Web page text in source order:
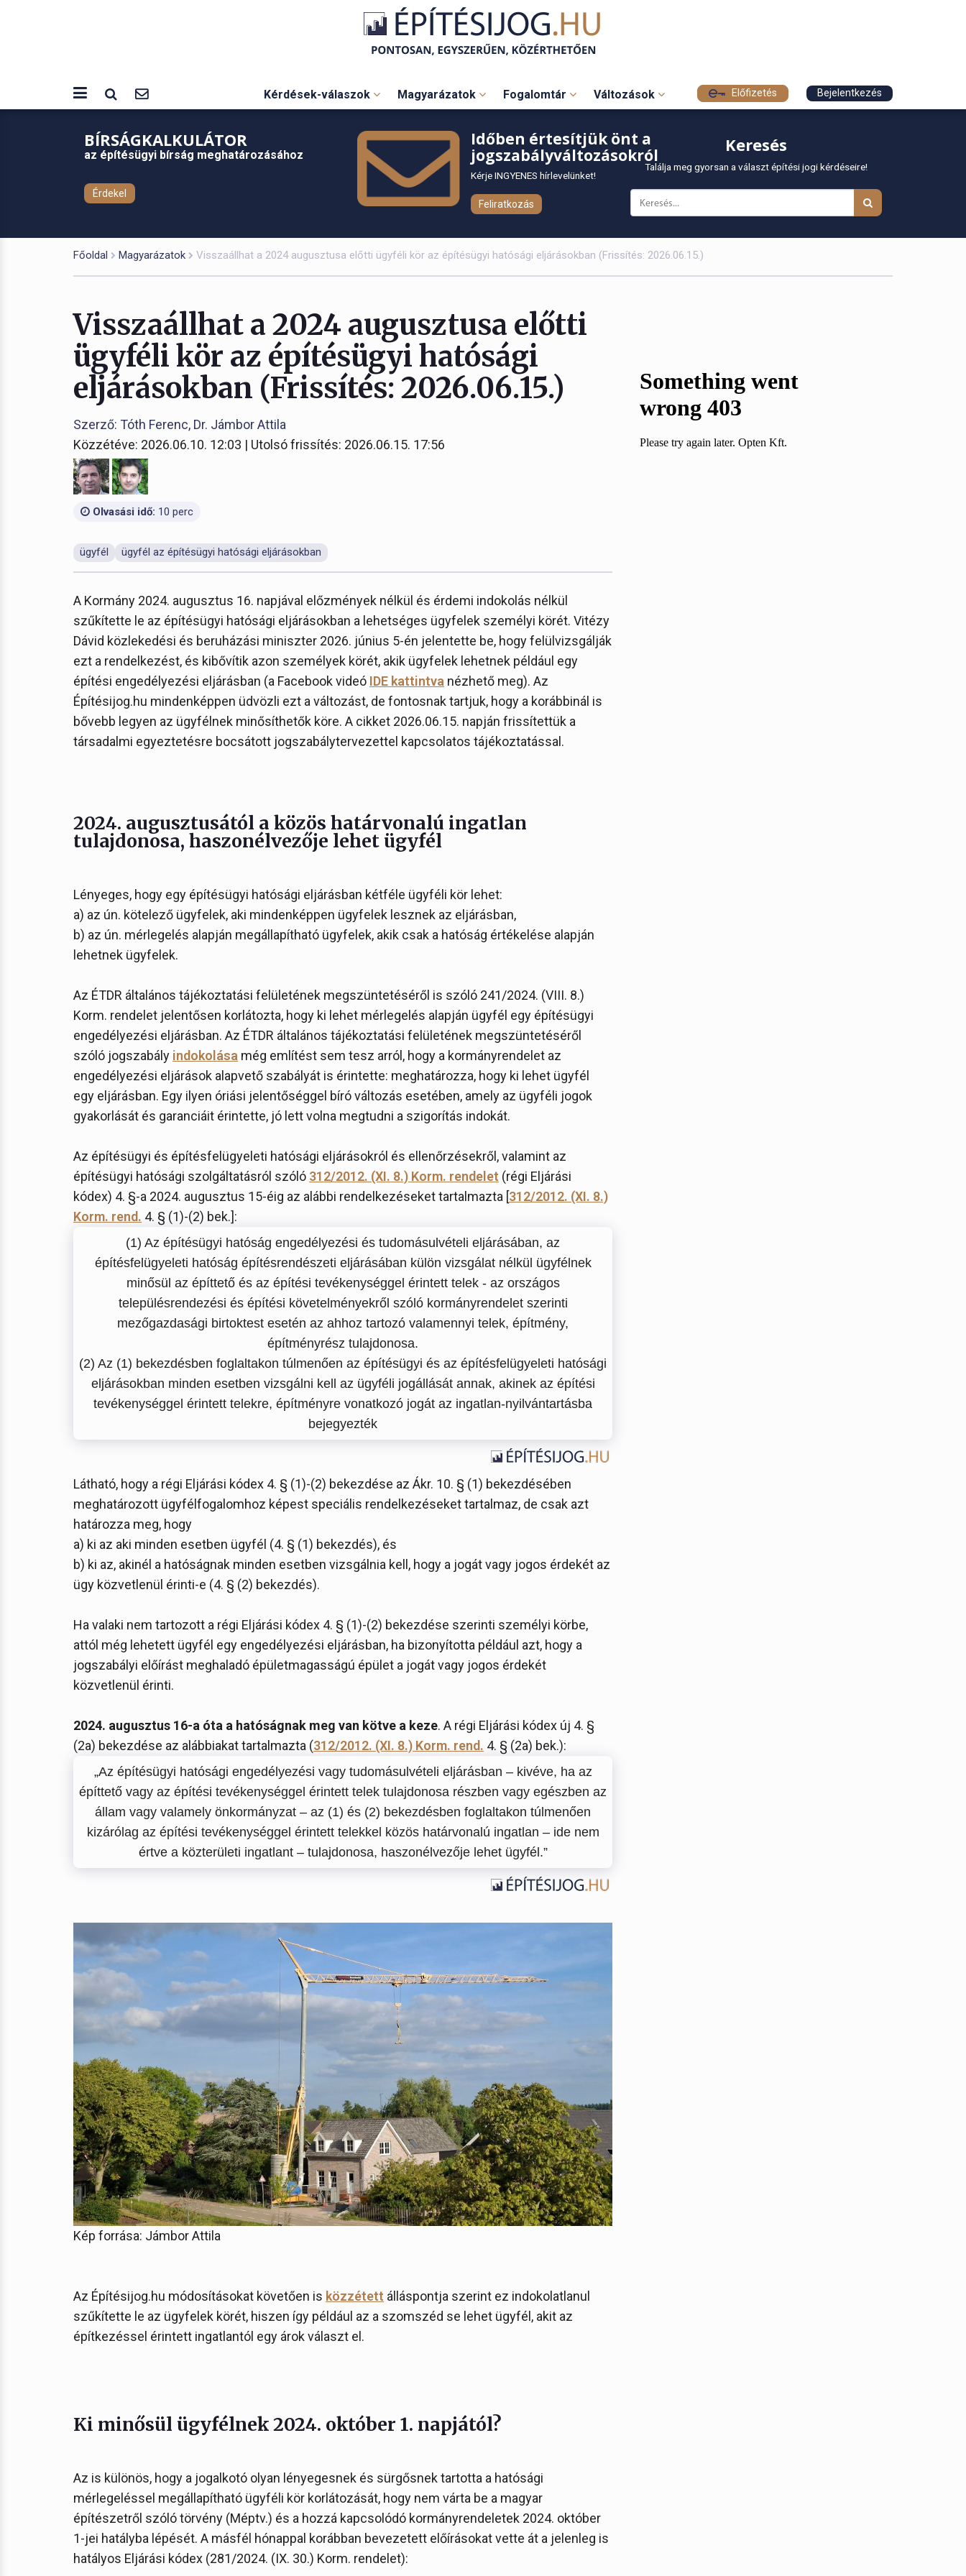
Kérdések-válaszok Magyarázatok Fogalomtár Változások Előfizetés Bejelentkezés
BÍRSÁGKALKULÁTOR
az építésügyi bírság meghatározásához
Érdekel
Időben értesítjük önt a
jogszabályváltozásokról
Kérje INGYENES hírlevelünket!
Feliratkozás
Keresés
Találja meg gyorsan a választ építési jogi kérdéseire!
Főoldal Magyarázatok Visszaállhat a 2024 augusztusa előtti ügyféli kör az építésügyi hatósági eljárásokban (Frissítés: 2026.06.15.)
Visszaállhat a 2024 augusztusa előtti
ügyféli kör az építésügyi hatósági
eljárásokban (Frissítés: 2026.06.15.)
Szerző: Tóth Ferenc, Dr. Jámbor Attila
Közzétéve: 2026.06.10. 12:03 | Utolsó frissítés: 2026.06.15. 17:56
Olvasási idő: 10 perc
ügyfél ügyfél az építésügyi hatósági eljárásokban
A Kormány 2024. augusztus 16. napjával előzmények nélkül és érdemi indokolás nélkül
szűkítette le az építésügyi hatósági eljárásokban a lehetséges ügyfelek személyi körét. Vitézy
Dávid közlekedési és beruházási miniszter 2026. június 5-én jelentette be, hogy felülvizsgálják
ezt a rendelkezést, és kibővítik azon személyek körét, akik ügyfelek lehetnek például egy
építési engedélyezési eljárásban (a Facebook videó IDE kattintva nézhető meg). Az
Építésijog.hu mindenképpen üdvözli ezt a változást, de fontosnak tartjuk, hogy a korábbinál is
bővebb legyen az ügyfélnek minősíthetők köre. A cikket 2026.06.15. napján frissítettük a
társadalmi egyeztetésre bocsátott jogszabálytervezettel kapcsolatos tájékoztatással.
2024. augusztusától a közös határvonalú ingatlan
tulajdonosa, haszonélvezője lehet ügyfél
Lényeges, hogy egy építésügyi hatósági eljárásban kétféle ügyféli kör lehet:
a) az ún. kötelező ügyfelek, aki mindenképpen ügyfelek lesznek az eljárásban,
b) az ún. mérlegelés alapján megállapítható ügyfelek, akik csak a hatóság értékelése alapján
lehetnek ügyfelek.
Az ÉTDR általános tájékoztatási felületének megszüntetéséről is szóló 241/2024. (VIII. 8.)
Korm. rendelet jelentősen korlátozta, hogy ki lehet mérlegelés alapján ügyfél egy építésügyi
engedélyezési eljárásban. Az ÉTDR általános tájékoztatási felületének megszüntetéséről
szóló jogszabály indokolása még említést sem tesz arról, hogy a kormányrendelet az
engedélyezési eljárások alapvető szabályát is érintette: meghatározza, hogy ki lehet ügyfél
egy eljárásban. Egy ilyen óriási jelentőséggel bíró változás esetében, amely az ügyféli jogok
gyakorlását és garanciáit érintette, jó lett volna megtudni a szigorítás indokát.
Az építésügyi és építésfelügyeleti hatósági eljárásokról és ellenőrzésekről, valamint az
építésügyi hatósági szolgáltatásról szóló 312/2012. (XI. 8.) Korm. rendelet (régi Eljárási
kódex) 4. §-a 2024. augusztus 15-éig az alábbi rendelkezéseket tartalmazta [312/2012. (XI. 8.)
Korm. rend. 4. § (1)-(2) bek.]:
(1) Az építésügyi hatóság engedélyezési és tudomásulvételi eljárásában, az
építésfelügyeleti hatóság építésrendészeti eljárásában külön vizsgálat nélkül ügyfélnek
minősül az építtető és az építési tevékenységgel érintett telek - az országos
településrendezési és építési követelményekről szóló kormányrendelet szerinti
mezőgazdasági birtoktest esetén az ahhoz tartozó valamennyi telek, építmény,
építményrész tulajdonosa.
(2) Az (1) bekezdésben foglaltakon túlmenően az építésügyi és az építésfelügyeleti hatósági
eljárásokban minden esetben vizsgálni kell az ügyféli jogállását annak, akinek az építési
tevékenységgel érintett telekre, építményre vonatkozó jogát az ingatlan-nyilvántartásba
bejegyezték
Látható, hogy a régi Eljárási kódex 4. § (1)-(2) bekezdése az Ákr. 10. § (1) bekezdésében
meghatározott ügyfélfogalomhoz képest speciális rendelkezéseket tartalmaz, de csak azt
határozza meg, hogy
a) ki az aki minden esetben ügyfél (4. § (1) bekezdés), és
b) ki az, akinél a hatóságnak minden esetben vizsgálnia kell, hogy a jogát vagy jogos érdekét az
ügy közvetlenül érinti-e (4. § (2) bekezdés).
Ha valaki nem tartozott a régi Eljárási kódex 4. § (1)-(2) bekezdése szerinti személyi körbe,
attól még lehetett ügyfél egy engedélyezési eljárásban, ha bizonyította például azt, hogy a
jogszabályi előírást meghaladó épületmagasságú épület a jogát vagy jogos érdekét
közvetlenül érinti.
2024. augusztus 16-a óta a hatóságnak meg van kötve a keze. A régi Eljárási kódex új 4. §
(2a) bekezdése az alábbiakat tartalmazta (312/2012. (XI. 8.) Korm. rend. 4. § (2a) bek.):
„Az építésügyi hatósági engedélyezési vagy tudomásulvételi eljárásban – kivéve, ha az
építtető vagy az építési tevékenységgel érintett telek tulajdonosa részben vagy egészben az
állam vagy valamely önkormányzat – az (1) és (2) bekezdésben foglaltakon túlmenően
kizárólag az építési tevékenységgel érintett telekkel közös határvonalú ingatlan – ide nem
értve a közterületi ingatlant – tulajdonosa, haszonélvezője lehet ügyfél.”
Kép forrása: Jámbor Attila
Az Építésijog.hu módosításokat követően is közzétett álláspontja szerint ez indokolatlanul
szűkítette le az ügyfelek körét, hiszen így például az a szomszéd se lehet ügyfél, akit az
építkezéssel érintett ingatlantól egy árok választ el.
Ki minősül ügyfélnek 2024. október 1. napjától?
Az is különös, hogy a jogalkotó olyan lényegesnek és sürgősnek tartotta a hatósági
mérlegeléssel megállapítható ügyféli kör korlátozását, hogy nem várta be a magyar
építészetről szóló törvény (Méptv.) és a hozzá kapcsolódó kormányrendeletek 2024. október
1-jei hatályba lépését. A másfél hónappal korábban bevezetett előírásokat vette át a jelenleg is
hatályos Eljárási kódex (281/2024. (IX. 30.) Korm. rendelet):